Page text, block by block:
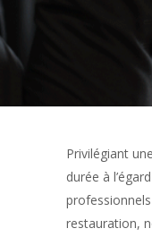
Privilégiant
durée à
restauration,